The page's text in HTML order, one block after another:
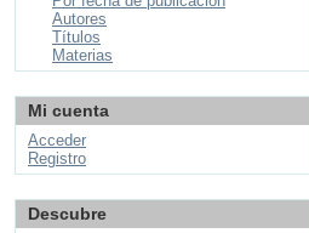
Autores
Títulos
Materias
Mi cuenta
Acceder
Registro
Descubre